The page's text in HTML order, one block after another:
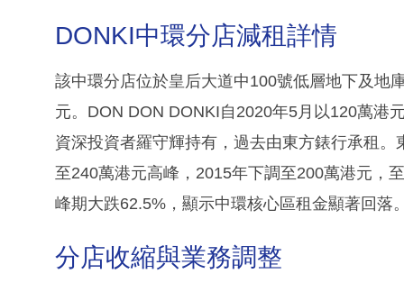
DONKI中環分店減租詳情
該中環分店位於皇后大道中100號低層地下及地
元。DON DON DONKI自2020年5月以120萬港
資深投資者羅守輝持有，過去由東方錶行承租
至240萬港元高峰，2015年下調至200萬港元，
峰期大跌62.5%，顯示中環核心區租金顯著回落
分店收縮與業務調整